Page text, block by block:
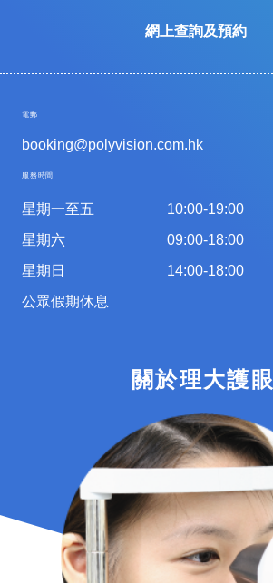
網上查詢及預約
電郵
booking@polyvision.com.hk
服務時間
星期一至五
星期六
星期日
公眾假期休息
10:00-19:00
09:00-18:00
14:00-18:00
關於理大護眼